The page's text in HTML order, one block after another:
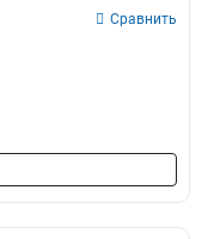
Сравнить